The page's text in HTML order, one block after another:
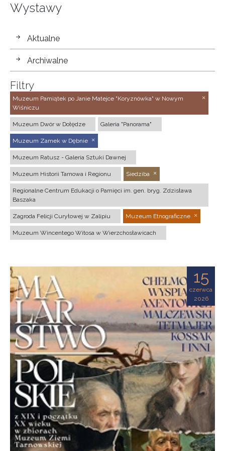
Wystawy
wystawy
Aktualne
Archiwalne
Filtry
Muzeum Pamiątek po Janie Matejce "Koryznówka" w Nowym
Wiśniczu
Muzeum Dwór w Dołędze Galeria "Panorama"
Muzeum Zamek w Dębnie
Muzeum Ratusz - Galeria Sztuki Dawnej
Muzeum Historii Tarnowa i Regionu Siedziba
Regionalne Centrum Edukacji o Pamięci im. gen. bryg. Zdzisława
Baszaka
Zagroda Felicji Curyłowej w Zalipiu Muzeum Etnograficzne
Muzeum Wincentego Witosa w Wierzchosławicach
15
czerwca
2026